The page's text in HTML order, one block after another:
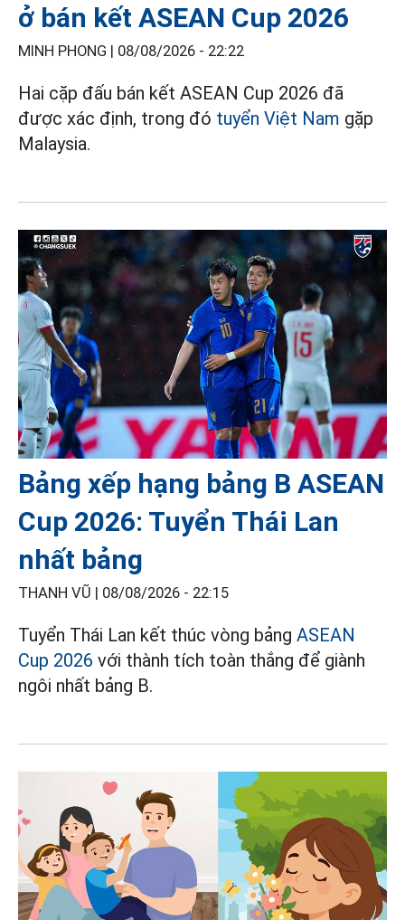
ở bán kết ASEAN Cup 2026
MINH PHONG | 08/08/2026 - 22:22
Hai cặp đấu bán kết ASEAN Cup 2026 đã
được xác định, trong đó tuyển Việt Nam gặp
Malaysia.
Bảng xếp hạng bảng B ASEAN
Cup 2026: Tuyển Thái Lan
nhất bảng
THANH VŨ | 08/08/2026 - 22:15
Tuyển Thái Lan kết thúc vòng bảng ASEAN
Cup 2026 với thành tích toàn thắng để giành
ngôi nhất bảng B.